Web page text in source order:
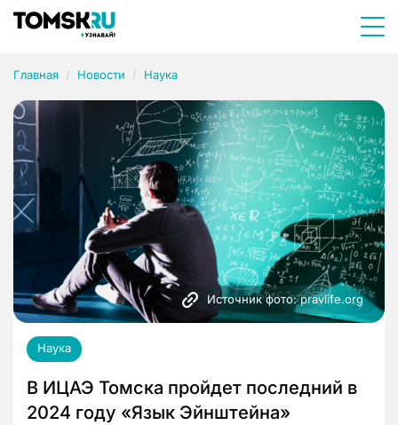
Главная Новости Наука
Источник фото: pravlife.org
Наука
В ИЦАЭ Томска пройдет последний в
2024 году «Язык Эйнштейна»